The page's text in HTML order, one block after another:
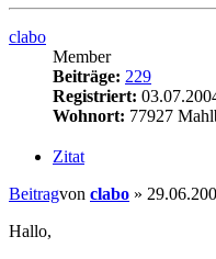
clabo
Member
Beiträge: 229
Registriert:
Wohnort: 77927
Zitat
Beitragvon clabo »
Hallo,